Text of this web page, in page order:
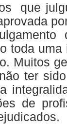
que
toda
Muitos
ter
de